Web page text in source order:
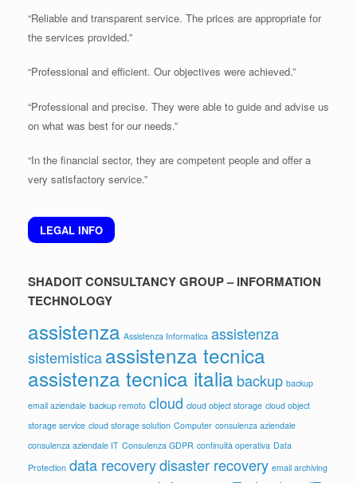
“Reliable and transparent service. The prices are appropriate for
the services provided.”
“Professional and efficient. Our objectives were achieved.”
“Professional and precise. They were able to guide and advise us
on what was best for our needs.”
“In the financial sector, they are competent people and offer a
very satisfactory service.”
LEGAL INFO
SHADOIT CONSULTANCY GROUP – INFORMATION
TECHNOLOGY
assistenza Assistenza Informatica assistenza
sistemisticaassistenza tecnica
assistenza tecnica italia backup backup
email aziendale backup remoto cloud cloud object storage cloud object
storage service cloud storage solution Computer consulenza aziendale
consulenza aziendale IT Consulenza GDPR continuità operativa Data
Protection data recoverydisaster recovery email archiving